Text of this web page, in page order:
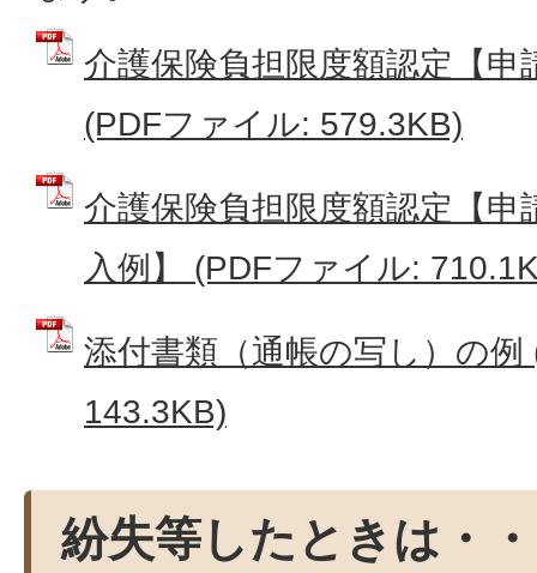
介護保険負担限度額認定【申
(PDFファイル: 579.3KB)
介護保険負担限度額認定【申
入例】 (PDFファイル:
添付書類（通帳の写し）の
143.3KB)
紛失等したときは・